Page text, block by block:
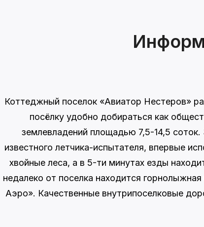
Коттеджный поселок «Авиатор Нестеров»
посёлку удобно добираться как
землевладений площадью 7,5-14,5
известного летчика-испытателя, впервые
хвойные леса, а в 5-ти минутах езды
недалеко от поселка находится
Аэро». Качественные внутрипоселковые